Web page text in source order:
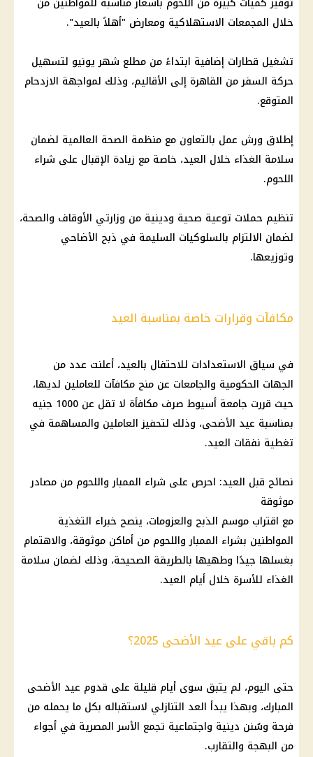
خلال المجمعات الاستهلاكية ومعارض "أهلاً بالعيد".
تشغيل قطارات إضافية ابتداءً من مطلع شهر يونيو لتسهيل
حركة السفر من القاهرة إلى الأقاليم، وذلك لمواجهة الازدحام
المتوقع.
إطلاق ورش عمل بالتعاون معمنظمة الصحة العالمية لضمان
سلامة الغذاء خلال العيد، خاصة مع زيادة الإقبال على شراء
اللحوم.
تنظيم حملات توعية صحية ودينية من وزارتي الأوقاف والصحة،
لضمان الالتزام بالسلوكيات السليمة في ذبح الأضاحي
وتوزيعها.
مكافآت وقرارات خاصة بمناسبة العيد
في سياق الاستعدادات للاحتفال بالعيد، أعلنت عدد من
الجهات الحكومية والجامعات عن منح مكافآت للعاملين لديها،
حيث قررت جامعة أسيوط صرف مكافأة لا تقل عن 1000 جنيه
بمناسبة عيد الأضحى، وذلك لتحفيز العاملين والمساهمة في
تغطية نفقات العيد.
نصائح قبل العيد: احرص على شراء الممبار واللحوم من مصادر
موثوقة
مع اقتراب موسم الذبح والعزومات، ينصح خبراء التغذية
المواطنين بشراء الممبار واللحوم من أماكن موثوقة، والاهتمام
بغسلها جيدًا وطهيها بالطريقة الصحيحة، وذلك لضمان سلامة
الغذاء للأسرة خلال أيام العيد.
كم باقي على عيد الأضحى 2025؟
حتى اليوم، لم يتبق سوى أيام قليلة على قدوم عيد الأضحى
المبارك، وبهذا يبدأ العد التنازلي لاستقباله بكل ما يحمله من
فرحة وسُنن دينية واجتماعية تجمع الأسر المصرية في أجواء
من البهجة والتقارب.